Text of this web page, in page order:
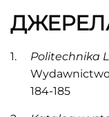
Politechnika
Wydawnictwo
184-185